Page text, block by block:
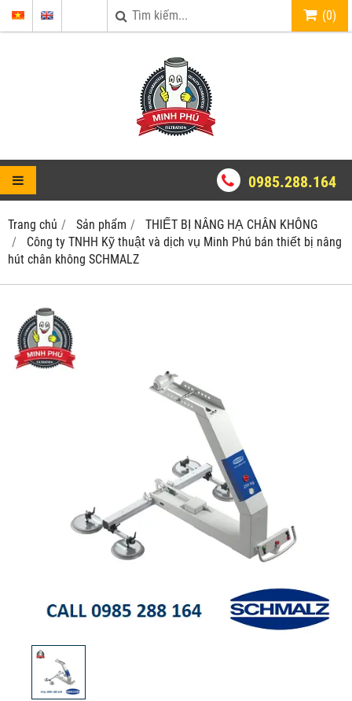
(0)
0985.288.164
Trang chủ Sản phẩm
THIẾT BỊ NÂNG HẠ CHÂN KHÔNG
Công ty TNHH Kỹ thuật và dịch vụ Minh Phú bán thiết bị nâng
hút chân không SCHMALZ